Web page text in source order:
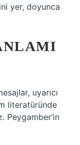
yer, doyunca
uyarıcı
literatüründe
Peygamber’in